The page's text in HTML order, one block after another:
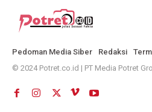
Pedoman Media Siber Redaksi
© 2024 Potret.co.id | PT Media Potret